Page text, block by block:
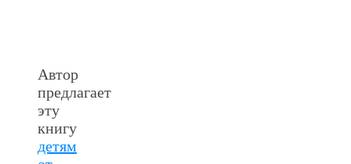
Автор
предлагает
эту
книгу
детям